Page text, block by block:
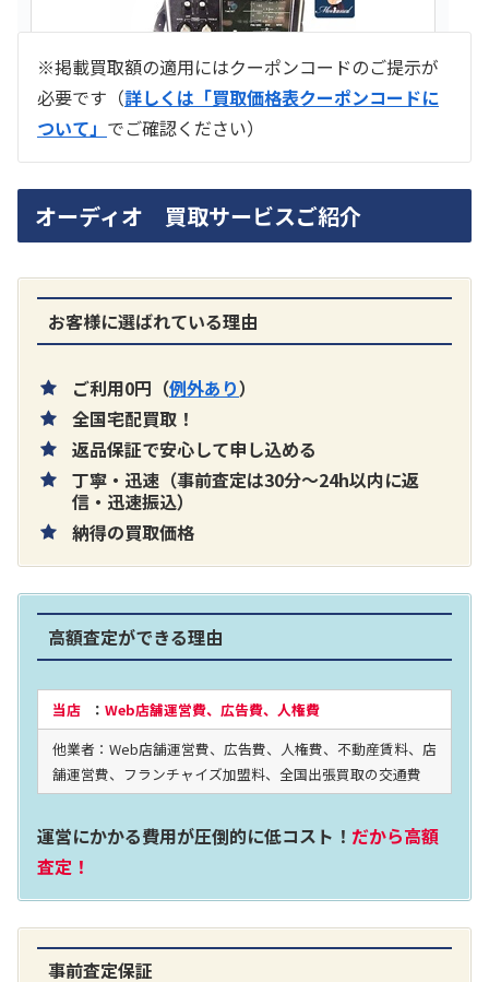
買取価格：お問合せください
SONY
片耳巻き取りイヤホン内蔵ラジオ SRF-
2024年12月更新 オーディオ買取価格
LUXKIT
※掲載買取額の適用にはクーポンコードのご提示が
必要です（詳しくは「買取価格表クーポンコードに
ついて」 でご確認ください）
オーディオ 買取サービスご紹介
お客様に選ばれている理由
ご利用0円（例外あり）
全国宅配買取！
返品保証で安心して申し込める
丁寧・迅速（事前査定は30分～24h以内に返
信・迅速振込）
納得の買取価格
高額査定ができる理由
当店： Web店舗運営費、広告費、人権費
他業者：Web店舗運営費、広告費、人権費、不動産賃料、店
舗運営費、フランチャイズ加盟料、全国出張買取の交通費
運営にかかる費用が圧倒的に低コスト！ だから高額
査定！
事前査定保証